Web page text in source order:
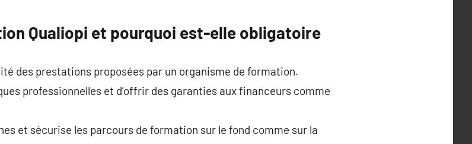
Qualiopi et pourquoi est-elle obligatoire
des prestations proposées par un organisme de formation.
professionnelles et d’offrir des garanties aux financeurs comme
et sécurise les parcours de formation sur le fond comme sur la